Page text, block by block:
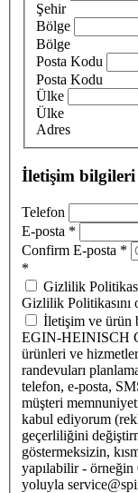
Şehir
Bölge
Bölge
Posta Kodu
Posta Kodu
Ülke
Ülke
Adres
İletişim bilgileri
Telefon
E-posta *
Confirm E-posta *
*
Gizlilik
Gizlilik Politikasını
İletişim ve ürün
EGIN-HEINISCH
ürünleri ve
randevuları
telefon, e-posta,
müşteri
kabul ediyorum
geçerliliğini
göstermeksizin,
yapılabilir - örneğin
yoluyla